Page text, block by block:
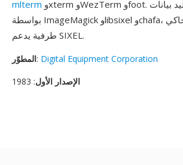
mlterm
بواسطة ImageMagick وlibsixel وchafa، وعرضها في أي محاكي
طرفية يدعم SIXEL.
المطوّر: Digital Equipment Corporation
الإصدار الأول: 1983